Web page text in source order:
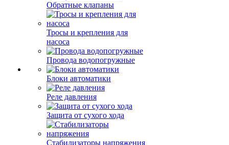
Обратные клапаны
Тросы и крепления для
насоса
Провода водопогружные
Блоки автоматики
Реле давления
Защита от сухого хода
Стабилизаторы напряжения